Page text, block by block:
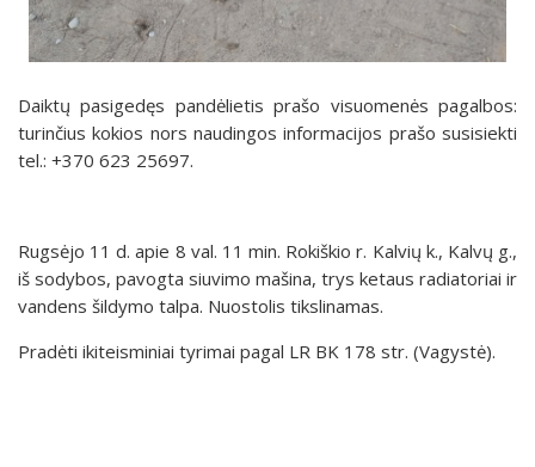
Daiktų pasigedęs pandėlietis prašo visuomenės pagalbos:
turinčius kokios nors naudingos informacijos prašo susisiekti
tel.: +370 623 25697.
Rugsėjo 11 d. apie 8 val. 11 min. Rokiškio r. Kalvių k., Kalvų g.,
iš sodybos, pavogta siuvimo mašina, trys ketaus radiatoriai ir
vandens šildymo talpa. Nuostolis tikslinamas.
Pradėti ikiteisminiai tyrimai pagal LR BK 178 str. (Vagystė).